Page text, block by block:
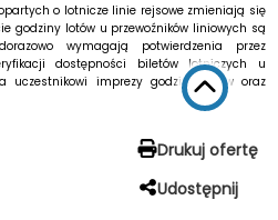
o lotnicze linie rejsowe zmieniają się
godziny lotów u przewoźników liniowych są
wymagają potwierdzenia przez
dostępności biletów lotniczych u
uczestnikowi imprezy godziny lotów oraz
Drukuj ofertę
Udostępnij